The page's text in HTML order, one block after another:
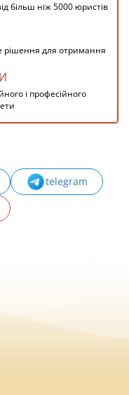
більш ніж 5000 юристів
рішення для отримання
і професійного
telegram